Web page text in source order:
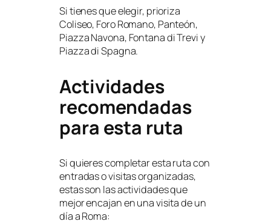
Si tienes que elegir, prioriza
Coliseo, Foro Romano, Panteón,
Piazza Navona, Fontana di Trevi y
Piazza di Spagna.
Actividades
recomendadas
para esta ruta
Si quieres completar esta ruta con
entradas o visitas organizadas,
estas son las actividades que
mejor encajan en una visita de un
día a Roma: